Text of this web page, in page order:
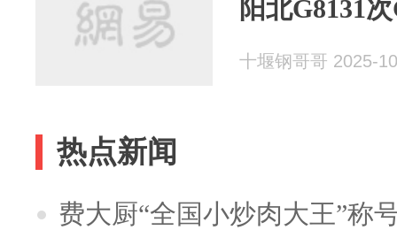
阳北G8131
十堰钢哥哥 2025-
热点新闻
费大厨“全国小炒肉大王”称